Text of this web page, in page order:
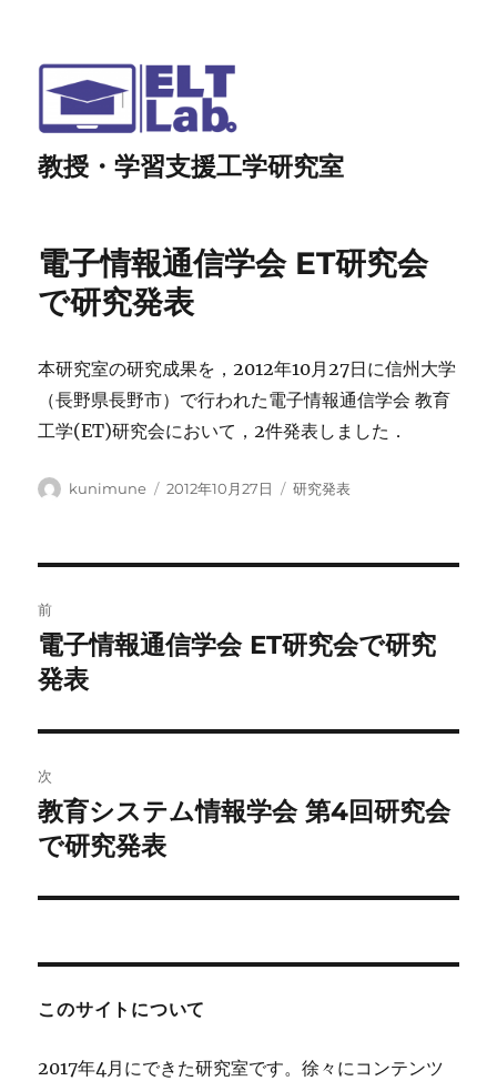
教授・学習支援工学研究室
電子情報通信学会 ET研究会
で研究発表
本研究室の研究成果を，2012年10月27日に信州大学
（長野県長野市）で行われた電子情報通信学会 教育
工学(ET)研究会において，2件発表しました．
投
kunimune
投
2012年10月27日
カ
研究発表
稿
ナ
ビ
ゲ
ー
シ
ン
前
前
の
稿:
電子情報通信学会 ET研究会で研究
発表
次
次
の
稿:
教育システム情報学会 第4回研究会
で研究発表
このサイトについて
2017年4月にできた研究室です。徐々にコンテンツ